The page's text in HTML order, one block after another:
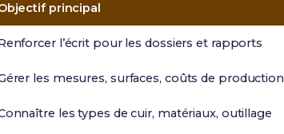
principal
l’écrit pour les dossiers et rapports
les mesures, surfaces, coûts de production
les types de cuir, matériaux, outillage